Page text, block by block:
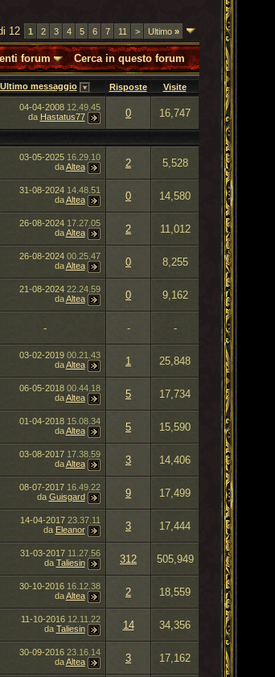
12 1 2 3 4 5 6 7 11 > Ultimo»
forum Cerca in questo forum
Ultimo messaggio Risposte Visite
04-04-2008 12.49.45
da Hastatus77 0 16,747
03-05-2025 16.29.10
daAltea 2 5,528
31-08-2024 14.48.51
daAltea 0 14,580
26-08-2024 17.27.05
daAltea 2 11,012
26-08-2024 00.25.47
daAltea 0 8,255
21-08-2024 22.24.59
daAltea 0 9,162
- - -
03-02-2019 00.21.43
daAltea 1 25,848
06-05-2018 00.44.18
daAltea 5 17,734
01-04-2018 15.08.34
daAltea 5 15,590
03-08-2017 17.38.59
daAltea 3 14,406
08-07-2017 16.49.22
da Guisgard 9 17,499
14-04-2017 23.37.11
da Eleanor 3 17,444
31-03-2017 11.27.56
da Taliesin 312 505,949
30-10-2016 16.12.38
daAltea 2 18,559
11-10-2016 12.11.22
da Taliesin 14 34,356
30-09-2016 23.16.14
daAltea 3 17,162